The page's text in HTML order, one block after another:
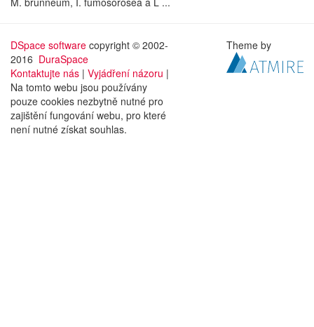
DSpace software copyright © 2002-
2016 DuraSpace
Kontaktujte nás | Vyjádření názoru |
Na tomto webu jsou používány
pouze cookies nezbytně nutné pro
zajištění fungování webu, pro které
není nutné získat souhlas.
Theme by